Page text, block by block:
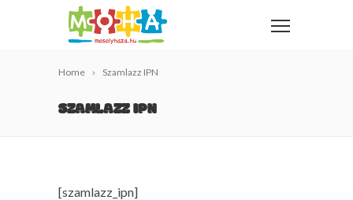
Home Szamlazz IPN
SZAMLAZZ IPN
[szamlazz_ipn]